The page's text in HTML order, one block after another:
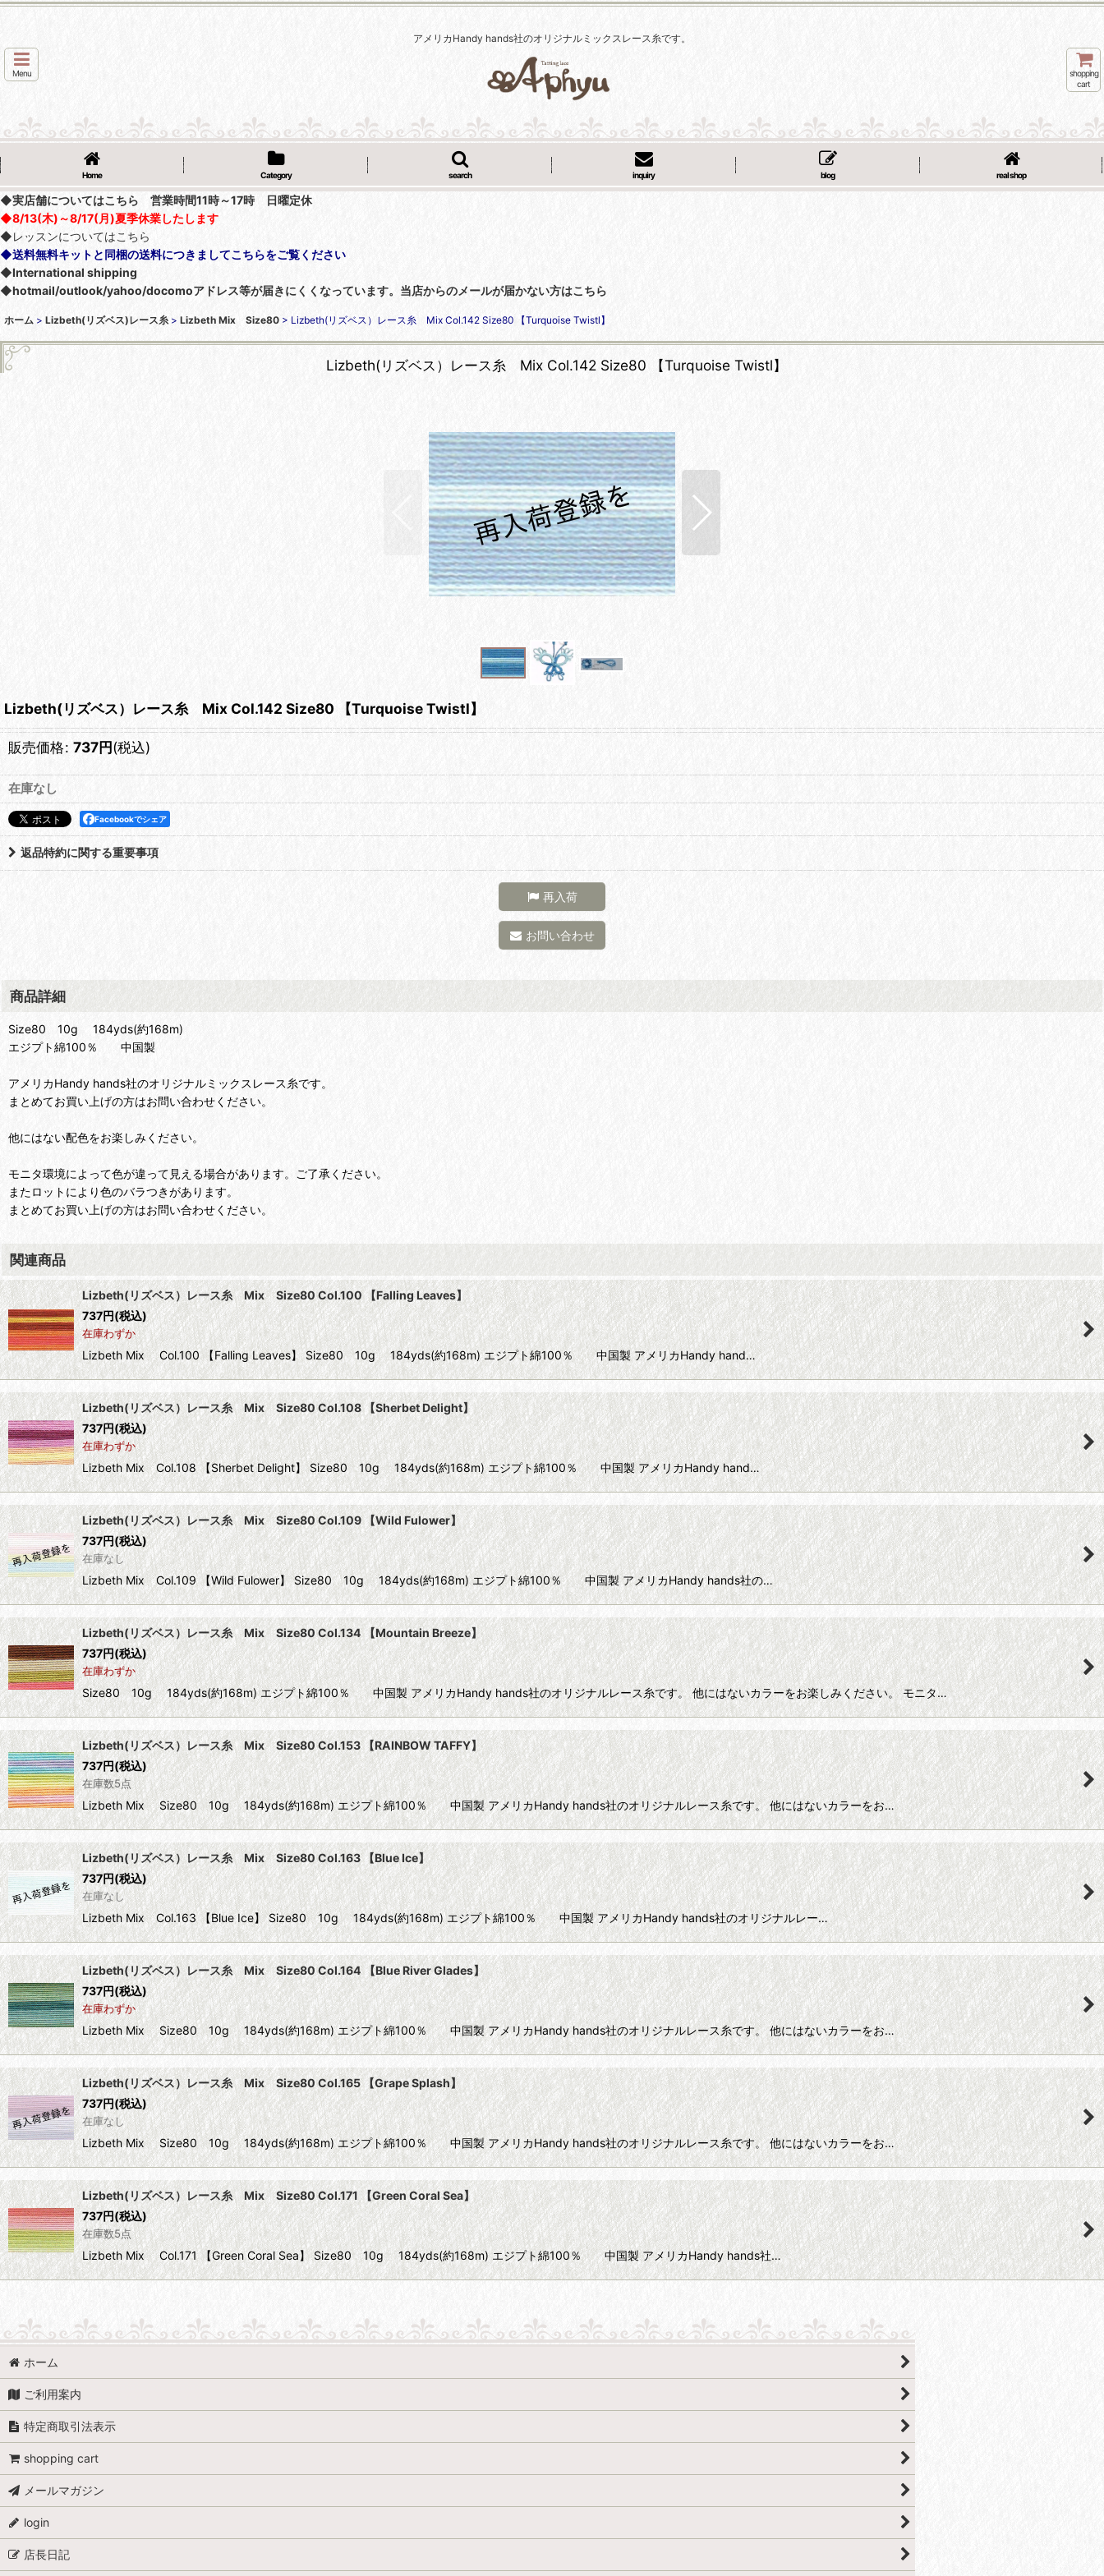
アメリカHandy hands社のオリジナルミックスレース糸です。
Menu
shopping
cart
Home Category search inquiry blog real shop
◆実店舗についてはこちら 営業時間11時～17時 日曜定休
◆8/13(木)～8/17(月)夏季休業したします
◆レッスンについてはこちら
◆送料無料キットと同梱の送料につきましてこちらをご覧ください
◆International shipping
◆hotmail/outlook/yahoo/docomoアドレス等が届きにくくなっています。当店からのメールが届かない方はこちら
ホーム > Lizbeth(リズベス)レース糸 > Lizbeth Mix Size80 > Lizbeth(リズベス）レース糸 Mix Col.142 Size80 【Turquoise Twistl】
Lizbeth(リズベス）レース糸 Mix Col.142 Size80 【Turquoise Twistl】
Lizbeth(リズベス）レース糸 Mix Col.142 Size80 【Turquoise Twistl】
販売価格: 737円(税込)
在庫なし
Facebookでシェア
返品特約に関する重要事項
再入荷
お問い合わせ
商品詳細
Size80 10g 184yds(約168m)
エジプト綿100％ 中国製
アメリカHandy hands社のオリジナルミックスレース糸です。
まとめてお買い上げの方はお問い合わせください。
他にはない配色をお楽しみください。
モニタ環境によって色が違って見える場合があります。ご了承ください。
またロットにより色のバラつきがあります。
まとめてお買い上げの方はお問い合わせください。
関連商品
Lizbeth(リズベス）レース糸 Mix Size80 Col.100 【Falling Leaves】
737円(税込)
在庫わずか
Lizbeth Mix Col.100 【Falling Leaves】 Size80 10g 184yds(約168m) エジプト綿100％ 中国製 アメリカHandy hand…
Lizbeth(リズベス）レース糸 Mix Size80 Col.108 【Sherbet Delight】
737円(税込)
在庫わずか
Lizbeth Mix Col.108 【Sherbet Delight】 Size80 10g 184yds(約168m) エジプト綿100％ 中国製 アメリカHandy hand…
Lizbeth(リズベス）レース糸 Mix Size80 Col.109 【Wild Fulower】
737円(税込)
在庫なし
Lizbeth Mix Col.109 【Wild Fulower】 Size80 10g 184yds(約168m) エジプト綿100％ 中国製 アメリカHandy hands社の…
Lizbeth(リズベス）レース糸 Mix Size80 Col.134 【Mountain Breeze】
737円(税込)
在庫わずか
Size80 10g 184yds(約168m) エジプト綿100％ 中国製 アメリカHandy hands社のオリジナルレース糸です。 他にはないカラーをお楽しみください。 モニタ…
Lizbeth(リズベス）レース糸 Mix Size80 Col.153 【RAINBOW TAFFY】
737円(税込)
在庫数5点
Lizbeth Mix Size80 10g 184yds(約168m) エジプト綿100％ 中国製 アメリカHandy hands社のオリジナルレース糸です。 他にはないカラーをお…
Lizbeth(リズベス）レース糸 Mix Size80 Col.163 【Blue Ice】
737円(税込)
在庫なし
Lizbeth Mix Col.163 【Blue Ice】 Size80 10g 184yds(約168m) エジプト綿100％ 中国製 アメリカHandy hands社のオリジナルレー…
Lizbeth(リズベス）レース糸 Mix Size80 Col.164 【Blue River Glades】
737円(税込)
在庫わずか
Lizbeth Mix Size80 10g 184yds(約168m) エジプト綿100％ 中国製 アメリカHandy hands社のオリジナルレース糸です。 他にはないカラーをお…
Lizbeth(リズベス）レース糸 Mix Size80 Col.165 【Grape Splash】
737円(税込)
在庫なし
Lizbeth Mix Size80 10g 184yds(約168m) エジプト綿100％ 中国製 アメリカHandy hands社のオリジナルレース糸です。 他にはないカラーをお…
Lizbeth(リズベス）レース糸 Mix Size80 Col.171 【Green Coral Sea】
737円(税込)
在庫数5点
Lizbeth Mix Col.171 【Green Coral Sea】 Size80 10g 184yds(約168m) エジプト綿100％ 中国製 アメリカHandy hands社…
ホーム
ご利用案内
特定商取引法表示
shopping cart
メールマガジン
login
店長日記